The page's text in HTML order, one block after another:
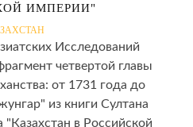
ИМПЕРИИ"
Исследований
четвертой главы
от 1731 года до
из книги Султана
"Казахстан в Российской